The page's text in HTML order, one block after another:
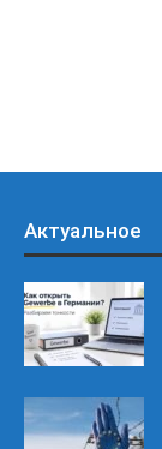
Актуальное